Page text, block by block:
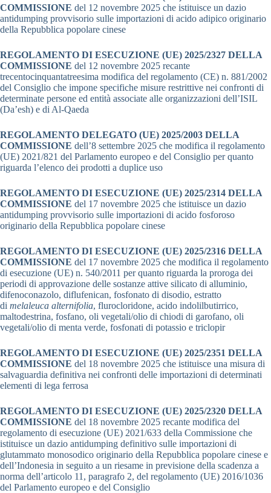
COMMISSIONE del 12 novembre 2025 che istituisce un dazio
antidumping provvisorio sulle importazioni di acido adipico originario
della Repubblica popolare cinese
REGOLAMENTO DI ESECUZIONE (UE) 2025/2327 DELLA
COMMISSIONE del 12 novembre 2025 recante
trecentocinquantatreesima modifica del regolamento (CE) n. 881/2002
del Consiglio che impone specifiche misure restrittive nei confronti di
determinate persone ed entità associate alle organizzazioni dell’ISIL
(Da’esh) e di Al-Qaeda
REGOLAMENTO DELEGATO (UE) 2025/2003 DELLA
COMMISSIONE dell’8 settembre 2025 che modifica il regolamento
(UE) 2021/821 del Parlamento europeo e del Consiglio per quanto
riguarda l’elenco dei prodotti a duplice uso
REGOLAMENTO DI ESECUZIONE (UE) 2025/2314 DELLA
COMMISSIONE del 17 novembre 2025 che istituisce un dazio
antidumping provvisorio sulle importazioni di acido fosforoso
originario della Repubblica popolare cinese
REGOLAMENTO DI ESECUZIONE (UE) 2025/2316 DELLA
COMMISSIONE del 17 novembre 2025 che modifica il regolamento
di esecuzione (UE) n. 540/2011 per quanto riguarda la proroga dei
periodi di approvazione delle sostanze attive silicato di alluminio,
difenoconazolo, diflufenican, fosfonato di disodio, estratto
di melaleuca alternifolia, flurocloridone, acido indolilbutirrico,
maltodestrina, fosfano, oli vegetali/olio di chiodi di garofano, oli
vegetali/olio di menta verde, fosfonati di potassio e triclopir
REGOLAMENTO DI ESECUZIONE (UE) 2025/2351 DELLA
COMMISSIONE del 18 novembre 2025 che istituisce una misura di
salvaguardia definitiva nei confronti delle importazioni di determinati
elementi di lega ferrosa
REGOLAMENTO DI ESECUZIONE (UE) 2025/2320 DELLA
COMMISSIONE del 18 novembre 2025 recante modifica del
regolamento di esecuzione (UE) 2021/633 della Commissione che
istituisce un dazio antidumping definitivo sulle importazioni di
glutammato monosodico originario della Repubblica popolare cinese e
dell’Indonesia in seguito a un riesame in previsione della scadenza a
norma dell’articolo 11, paragrafo 2, del regolamento (UE) 2016/1036
del Parlamento europeo e del Consiglio